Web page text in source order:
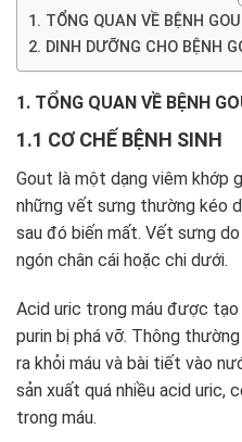
1. TỔNG QUAN VỀ BỆNH
2. DINH DƯỠNG CHO BỆNH
1. TỔNG QUAN VỀ BỆNH
1.1 CƠ CHẾ BỆNH SINH
Gout là một dạng viêm khớp
những vết sưng thường kéo
sau đó biến mất. Vết sưng
ngón chân cái hoặc chi dưới.
Acid uric trong máu được
purin bị phá vỡ. Thông
ra khỏi máu và bài tiết vào
sản xuất quá nhiều acid uric,
trong máu.